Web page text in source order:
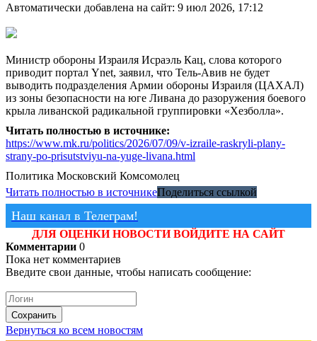
Автоматически добавлена на сайт: 9 июл 2026, 17:12
Министр обороны Израиля Исраэль Кац, слова которого
приводит портал Ynet, заявил, что Тель-Авив не будет
выводить подразделения Армии обороны Израиля (ЦАХАЛ)
из зоны безопасности на юге Ливана до разоружения боевого
крыла ливанской радикальной группировки «Хезболла».
Читать полностью в источнике:
https://www.mk.ru/politics/2026/07/09/v-izraile-raskryli-plany-
strany-po-prisutstviyu-na-yuge-livana.html
Политика Московский Комсомолец
Читать полностью в источникеПоделиться ссылкой
Наш канал в Телеграм!
ДЛЯ ОЦЕНКИ НОВОСТИ ВОЙДИТЕ НА САЙТ
Комментарии 0
Пока нет комментариев
Введите свои данные, чтобы написать сообщение:
Сохранить
Вернуться ко всем новостям